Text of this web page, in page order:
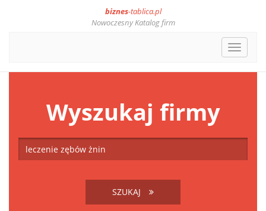
biznes-tablica.pl
Nowoczesny Katalog firm
Toggle
Wyszukaj firmy
SZUKAJ